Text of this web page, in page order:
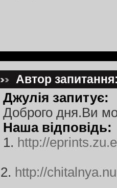
Автор
Джулія запитує:
Доброго дня.Ви
Наша відповідь:
1. http://
2. http://